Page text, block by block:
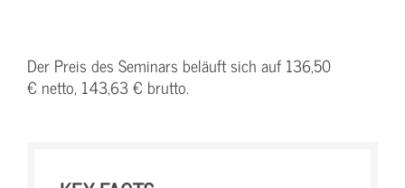
Der Preis des Seminars beläuft sich auf 136,50
€ netto, 143,63 € brutto.